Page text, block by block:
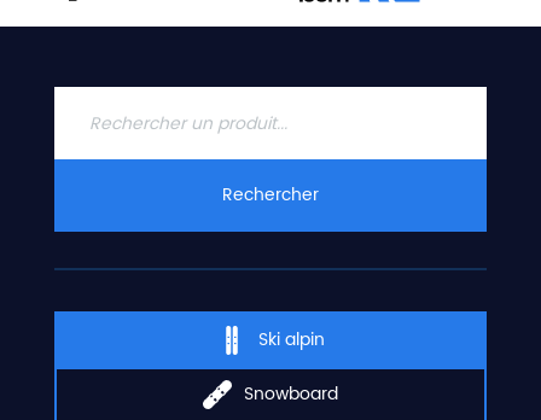
CONTACT
Rechercher
Ski alpin
Snowboard